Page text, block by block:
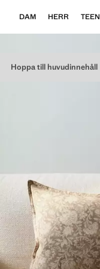
Hoppa till huvudinnehåll
DAM HERR TEEN